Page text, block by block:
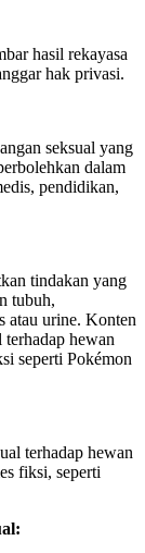
hasil rekayasa
hak privasi.
seksual yang
dalam
pendidikan,
tindakan yang
tubuh,
atau urine. Konten
hewan
seperti Pokémon
terhadap hewan
fiksi, seperti